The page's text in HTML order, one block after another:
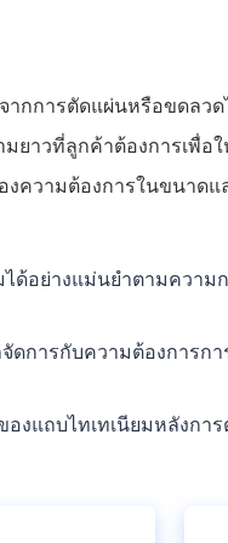
ากการตัดแผ่นหรือขดล
ยาวที่ลูกค้าต้องการเพื่อ
ความต้องการในขนาด
ด้อย่างแม่นยําตามควา
การกับความต้องการกา
แถบไทเทเนียมหลังกา